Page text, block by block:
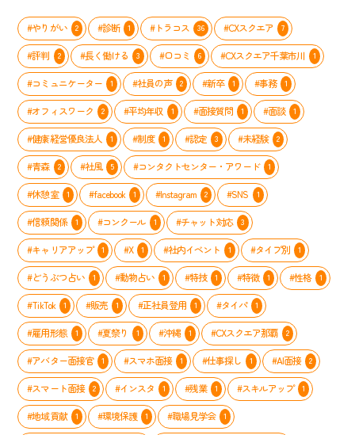
イ
ル
完
全
ガ
イ
ト
ン
タ
ー
で
輝
く
方
法
ー
リ
ー」
ン
タ
ー
が
実
施
し
た
メ
ン
バ
ー
の
「や
る
気
ス
イ
ッ
チ」
を
入
れ
る
取
り
組
み
#やりがい 2 #診断 1 #トラコス 36 #CXスクエア 7
#評判 2 #長く働ける 3 #口コミ 6 #CXスクエア千葉市川 1
#コミュニケーター 1 #社員の声 2 #新卒 1 #事務 1
#オフィスワーク 2 #平均年収 1 #面接質問 1 #面談 1
#健康経営優良法人 1 #制度 1 #認定 3 #未経験 2
#青森 2 #社風 5 #コンタクトセンター・アワード 1
#休憩室 1 #facebook 1 #Instagram 2 #SNS 1
#信頼関係 1 #コンクール 1 #チャット対応 3
#キャリアアップ 1 #X 1 #社内イベント 1 #タイプ別 1
#どうぶつ占い 1 #動物占い 1 #特技 1 #特徴 1 #性格 1
#TikTok 1 #販売 1 #正社員登用 1 #タイパ 1
#雇用形態 1 #夏祭り 1 #沖縄 1 #CXスクエア那覇 2
#アバター面接官 1 #スマホ面接 1 #仕事探し 1 #AI面接 2
#スマート面接 2 #インスタ 1 #残業 1 #スキルアップ 1
#地域貢献 1 #環境保護 1 #職場見学会 1